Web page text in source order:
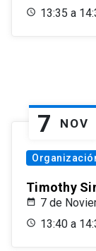
13:35 a
7 NOV
Timothy
7 de
13:40 a